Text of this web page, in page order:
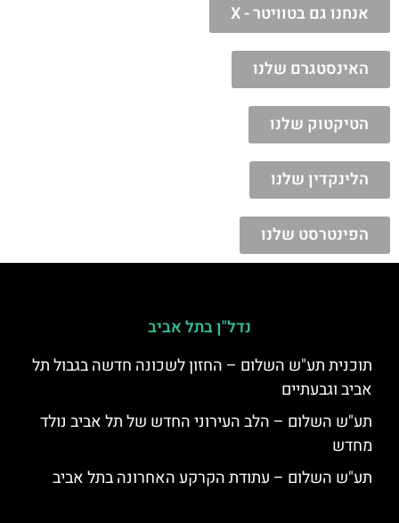
אנחנו גם בטוויטר - X
האינסטגרם שלנו
הטיקטוק שלנו
הלינקדין שלנו
הפינטרסט שלנו
נדל"ן בתל אביב
תוכנית תע"ש השלום – החזון לשכונה חדשה בגבול תל
אביב וגבעתיים
תע"ש השלום – הלב העירוני החדש של תל אביב נולד
מחדש
תע"ש השלום – עתודת הקרקע האחרונה בתל אביב